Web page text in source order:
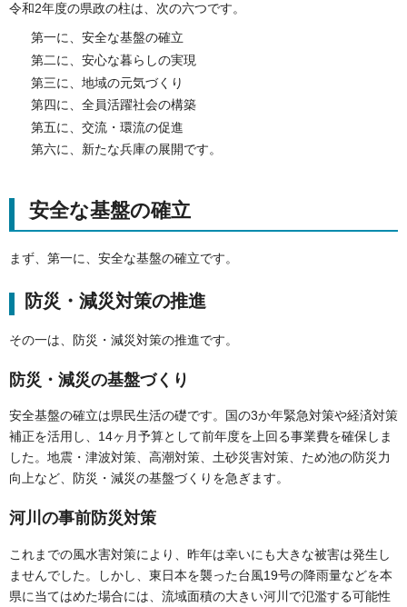
令和2年度の県政の柱は、次の六つです。
第一に、安全な基盤の確立
第二に、安心な暮らしの実現
第三に、地域の元気づくり
第四に、全員活躍社会の構築
第五に、交流・環流の促進
第六に、新たな兵庫の展開です。
安全な基盤の確立
まず、第一に、安全な基盤の確立です。
防災・減災対策の推進
その一は、防災・減災対策の推進です。
防災・減災の基盤づくり
安全基盤の確立は県民生活の礎です。国の3か年緊急対策や経済対策
補正を活用し、14ヶ月予算として前年度を上回る事業費を確保しま
した。地震・津波対策、高潮対策、土砂災害対策、ため池の防災力
向上など、防災・減災の基盤づくりを急ぎます。
河川の事前防災対策
これまでの風水害対策により、昨年は幸いにも大きな被害は発生し
ませんでした。しかし、東日本を襲った台風19号の降雨量などを本
県に当てはめた場合には、流域面積の大きい河川で氾濫する可能性